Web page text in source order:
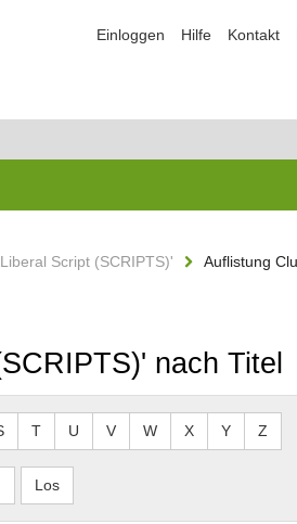
Einloggen Hilfe Kontakt
Script (SCRIPTS)'
Auflistung
nach Titel
T U V W X Y Z